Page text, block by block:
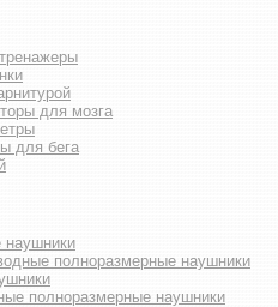
для мозга
для бега
наушники
полноразмерные наушники
полноразмерные наушники